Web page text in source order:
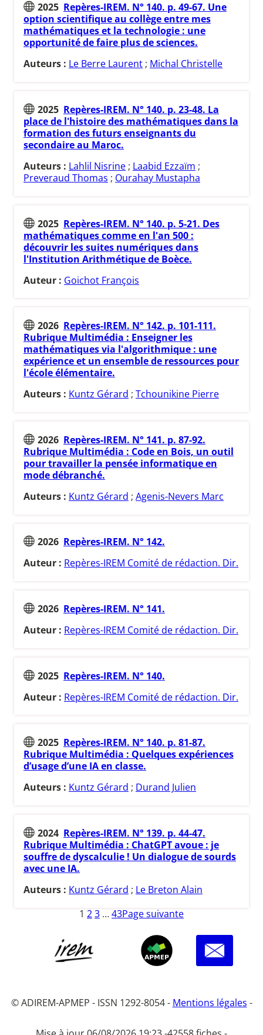
2025 Repères-IREM. N° 140. p. 49-67. Une
option scientifique au collège entre mes
mathématiques et la technologie : une
opportunité de faire plus de sciences.
Auteurs : Le Berre Laurent ; Michal Christelle
2025 Repères-IREM. N° 140. p. 23-48. La
place de l'histoire des mathématiques dans la
formation des futurs enseignants du
secondaire au Maroc.
Auteurs : Lahlil Nisrine ; Laabid Ezzaïm ;
Preveraud Thomas ; Ourahay Mustapha
2025 Repères-IREM. N° 140. p. 5-21. Des
mathématiques comme en l'an 500 :
découvrir les suites numériques dans
l'Institution Arithmétique de Boèce.
Auteur : Goichot François
2026 Repères-IREM. N° 142. p. 101-111.
Rubrique Multimédia : Enseigner les
mathématiques via l'algorithmique : une
expérience et un ensemble de ressources pour
l'école élémentaire.
Auteurs : Kuntz Gérard ; Tchounikine Pierre
2026 Repères-IREM. N° 141. p. 87-92.
Rubrique Multimédia : Code en Bois, un outil
pour travailler la pensée informatique en
mode débranché.
Auteurs : Kuntz Gérard ; Agenis-Nevers Marc
2026 Repères-IREM. N° 142.
Auteur : Repères-IREM Comité de rédaction. Dir.
2026 Repères-IREM. N° 141.
Auteur : Repères-IREM Comité de rédaction. Dir.
2025 Repères-IREM. N° 140.
Auteur : Repères-IREM Comité de rédaction. Dir.
2025 Repères-IREM. N° 140. p. 81-87.
Rubrique Multimédia : Quelques expériences
d’usage d’une IA en classe.
Auteurs : Kuntz Gérard ; Durand Julien
2024 Repères-IREM. N° 139. p. 44-47.
Rubrique Multimédia : ChatGPT avoue : je
souffre de dyscalculie ! Un dialogue de sourds
avec une IA.
Auteurs : Kuntz Gérard ; Le Breton Alain
1 23 …43Page suivante
© ADIREM-APMEP - ISSN 1292-8054 - Mentions légales -